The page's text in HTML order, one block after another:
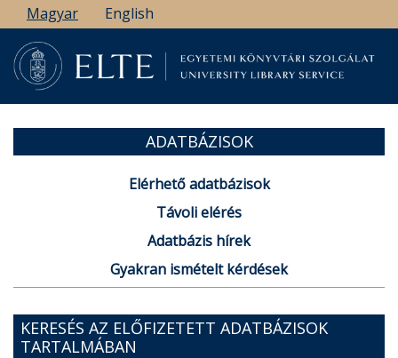
Ugrás
a
tartalomra
Magyar English
ADATBÁZISOK
Elérhető adatbázisok
Távoli elérés
Adatbázis hírek
Gyakran ismételt kérdések
KERESÉS AZ ELŐFIZETETT ADATBÁZISOK
TARTALMÁBAN